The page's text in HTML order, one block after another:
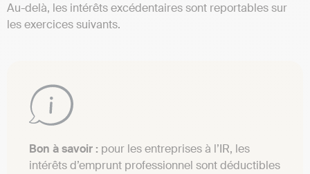
Au-delà, les intérêts excédentaires sont reportables sur
les exercices suivants.
Bon à savoir : pour les entreprises à l’IR, les
intérêts d’emprunt professionnel sont déductibles